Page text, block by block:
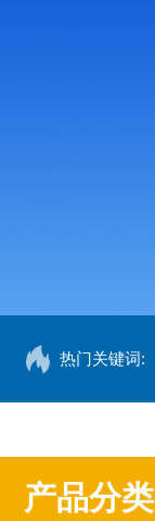
热门关键词:
产品分类